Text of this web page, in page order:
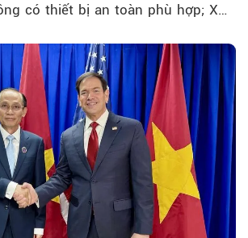
có thiết bị an toàn phù hợp; Xe
là những chính sách mới có
8/2026.